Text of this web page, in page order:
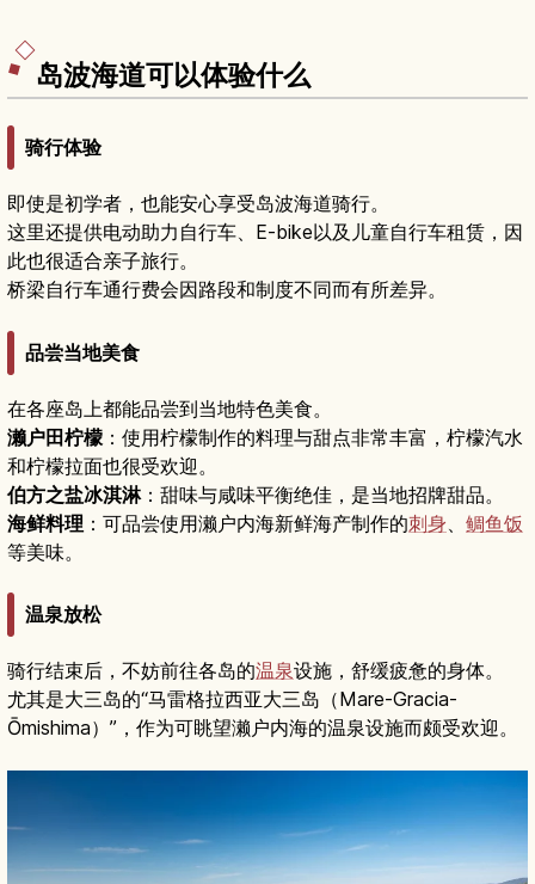
岛波海道可以体验什么
骑行体验
即使是初学者，也能安心享受岛波海道骑行。
这里还提供电动助力自行车、E-bike以及儿童自行车租赁，因
此也很适合亲子旅行。
桥梁自行车通行费会因路段和制度不同而有所差异。
品尝当地美食
在各座岛上都能品尝到当地特色美食。
濑户田柠檬 ：使用柠檬制作的料理与甜点非常丰富，柠檬汽水
和柠檬拉面也很受欢迎。
伯方之盐冰淇淋：甜味与咸味平衡绝佳，是当地招牌甜品。
海鲜料理 ：可品尝使用濑户内海新鲜海产制作的刺身
鲷鱼饭
等美味。
温泉放松
骑行结束后，不妨前往各岛的温泉设施，舒缓疲惫的身体。
尤其是大三岛的“马雷格拉西亚大三岛（Mare-Gracia-
Ōmishima）”，作为可眺望濑户内海的温泉设施而颇受欢迎。